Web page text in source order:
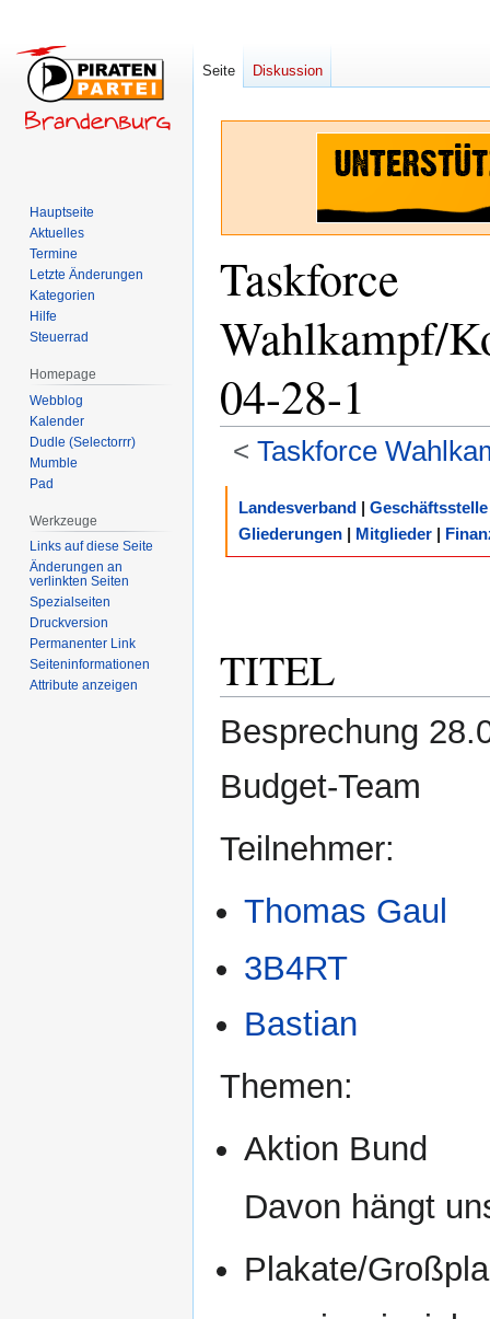
Taskforce
Wahlkampf/
04-28-1
< Taskforce
springen
springen
Landesverband | Geschäftsstelle
Gliederungen | Mitglieder |
TITEL
Besprechung
Budget-Team
Teilnehmer:
Thomas Gaul
3B4RT
Bastian
Themen:
Aktion Bund
Davon hängt
Plakate/
Seite Diskussion
Hauptseite
Aktuelles
Termine
Letzte Änderungen
Kategorien
Hilfe
Steuerrad
Homepage
Webblog
Kalender
Dudle (Selectorrr)
Mumble
Pad
Werkzeuge
Links auf diese Seite
Änderungen an
verlinkten Seiten
Spezialseiten
Druckversion
Permanenter Link
Seiten­­informationen
Attribute anzeigen